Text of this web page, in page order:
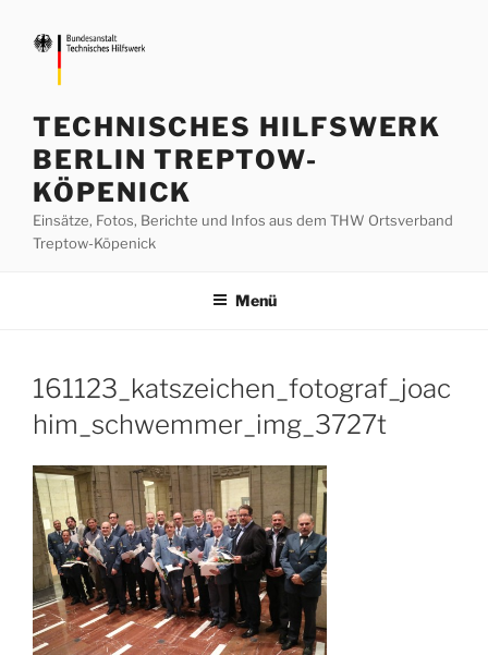
Inhalt
springen
TECHNISCHES HILFSWERK
BERLIN TREPTOW-
KÖPENICK
Einsätze, Fotos, Berichte und Infos aus dem THW Ortsverband
Treptow-Köpenick
Menü
161123_katszeichen_fotograf_joac
him_schwemmer_img_3727t